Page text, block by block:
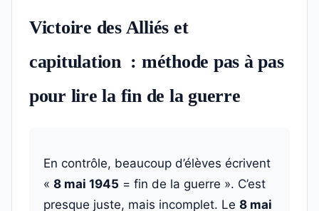
Victoire des Alliés et
capitulation : méthode pas à pas
pour lire la fin de la guerre
En contrôle, beaucoup d’élèves écrivent
« 8 mai 1945 = fin de la guerre ». C’est
presque juste, mais incomplet. Le 8 mai